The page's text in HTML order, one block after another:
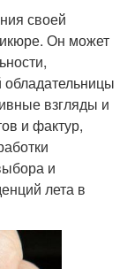
своей
Он может
обладательницы
взгляды и
и фактур,
и
лета в